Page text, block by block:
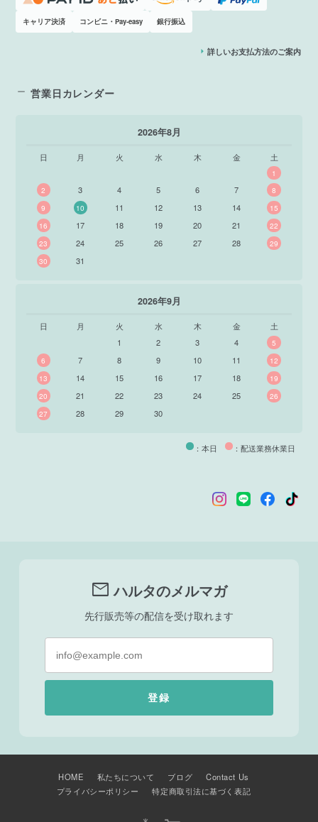
キャリア決済 コンビニ・Pay-easy 銀行振込
詳しいお支払方法のご案内
営業日カレンダー
2026年8月
日 月 火 水 木 金 土
1
2
3 4 5 6 7
8
9
10 11 12 13 14
15
16
17 18 19 20 21
22
23
24 25 26 27 28
29
30
31
2026年9月
日 月 火 水 木 金
土
1
2 3 4
5
6
7 8 9 10 11
12
13
14 15 16 17 18
19
20
21 22 23 24 25
26
27
28 29 30
：本日 ：配送業務休業日
mail ハルタのメルマガ
先行販売等の配信を受け取れます
登録
HOME 私たちについて ブログ
Contact Us
プライバシーポリシー
特定商取引法に基づく表記